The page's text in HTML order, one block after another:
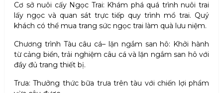
Cơ sở nuôi cấy Ngọc Trai: Khám phá quá trình nuôi trai
lấy ngọc và quan sát trực tiếp quy trình mổ trai. Quý
khách có thể mua trang sức ngọc trai làm quà lưu niệm.
Chương trình Tàu câu cá– lặn ngắm san hô: Khởi hành
từ cảng biển, trải nghiệm câu cá và lặn ngắm san hô với
đầy đủ trang thiết bị.
Trưa: Thưởng thức bữa trưa trên tàu với chiến lợi phẩm